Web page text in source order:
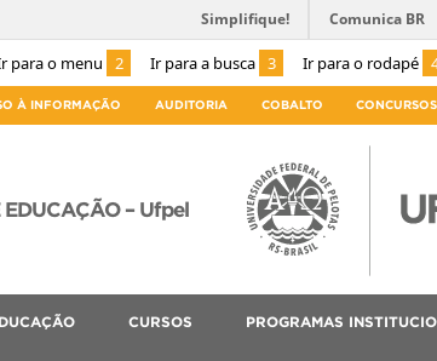
para o menu 2 Ir para a busca 3 Ir para o rodapé
Simplifique! Comunica BR
À INFORMAÇÃO AUDITORIA COBALTO CONCURSOS
EDUCAÇÃO – Ufpel
CURSOS PROGRAMAS